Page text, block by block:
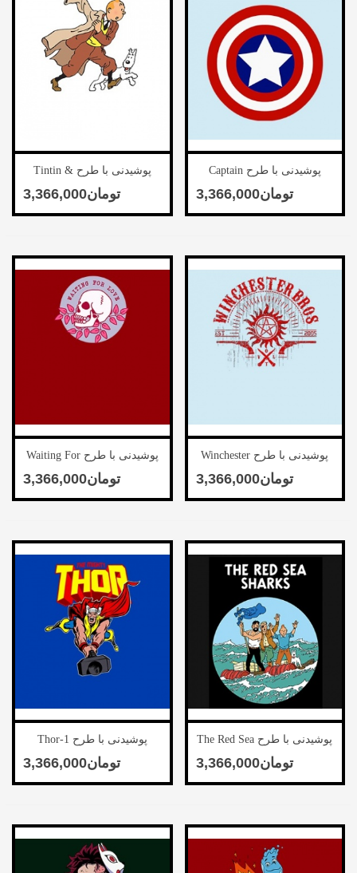
پوشیدنی با طرح Captain
America-4
‎تومان3,366,000
پوشیدنی با طرح Tintin &
Snowy-5
پوشیدنی با طرح Winchester
Bros
‎تومان3,366,000
پوشیدنی با طرح Waiting For
Love
پوشیدنی با طرح The Red Sea
Sharks
‎تومان3,366,000
پوشیدنی با طرح Thor-1